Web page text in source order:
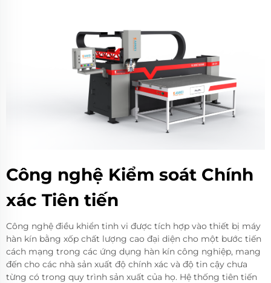
Công nghệ Kiểm soát Chính
xác Tiên tiến
Công nghệ điều khiển tinh vi được tích hợp vào thiết bị máy
hàn kín bằng xốp chất lượng cao đại diện cho một bước tiến
cách mạng trong các ứng dụng hàn kín công nghiệp, mang
đến cho các nhà sản xuất độ chính xác và độ tin cậy chưa
từng có trong quy trình sản xuất của họ. Hệ thống tiên tiến